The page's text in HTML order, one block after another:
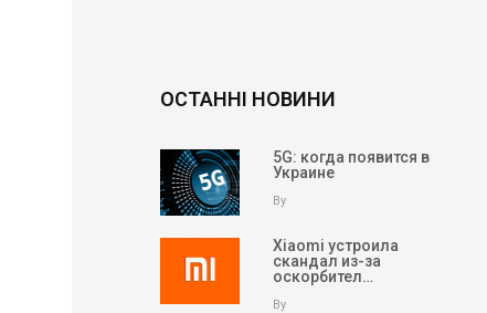
ОСТАННІ НОВИНИ
5G: когда появится в
Украине
By
Xiaomi устроила
скандал из-за
оскорбител…
By